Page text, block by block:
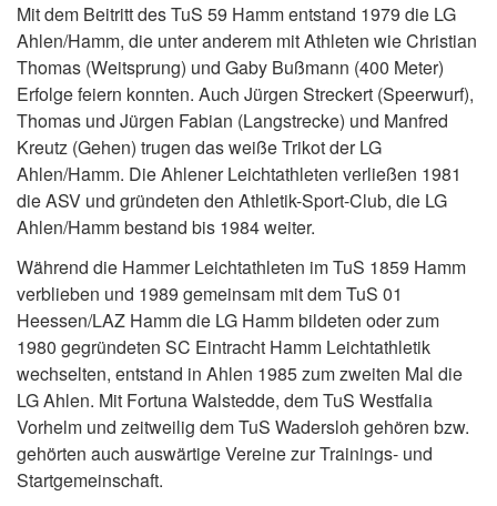
Mit dem Beitritt des TuS 59 Hamm entstand 1979 die LG
Ahlen/Hamm, die unter anderem mit Athleten wie Christian
Thomas (Weitsprung) und Gaby Bußmann (400 Meter)
Erfolge feiern konnten. Auch Jürgen Streckert (Speerwurf),
Thomas und Jürgen Fabian (Langstrecke) und Manfred
Kreutz (Gehen) trugen das weiße Trikot der LG
Ahlen/Hamm. Die Ahlener Leichtathleten verließen 1981
die ASV und gründeten den Athletik-Sport-Club, die LG
Ahlen/Hamm bestand bis 1984 weiter.
Während die Hammer Leichtathleten im TuS 1859 Hamm
verblieben und 1989 gemeinsam mit dem TuS 01
Heessen/LAZ Hamm die LG Hamm bildeten oder zum
1980 gegründeten SC Eintracht Hamm Leichtathletik
wechselten, entstand in Ahlen 1985 zum zweiten Mal die
LG Ahlen. Mit Fortuna Walstedde, dem TuS Westfalia
Vorhelm und zeitweilig dem TuS Wadersloh gehören bzw.
gehörten auch auswärtige Vereine zur Trainings- und
Startgemeinschaft.